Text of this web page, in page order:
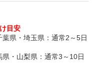
目安
県・埼玉県：通常2～5日
・山梨県：通常3～10日